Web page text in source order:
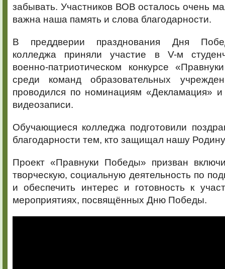
забывать. Участников ВОВ осталось очень
важна наша память и слова благодарности.
В преддверии празднования Дня
колледжа приняли участие в V-м
военно-патриотическом конкурсе
среди команд образовательных
проводился по номинациям «Декламация»
видеозаписи.
Обучающиеся колледжа подготовили
благодарности тем, кто защищал нашу
Проект «Правнуки Победы» призван
творческую, социальную деятельность по
и обеспечить интерес и готовность к
мероприятиях, посвящённых Дню Победы.